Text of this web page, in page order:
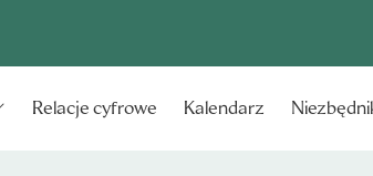
Relacje cyfrowe Kalendarz